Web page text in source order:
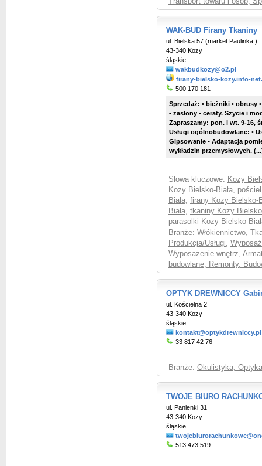
WAK-BUD Firany Tkaniny
ul. Bielska 57 (market Paulinka )
43-340 Kozy
śląskie
wakbudkozy@o2.pl
firany-bielsko-kozy.info-
500 170 181
Sprzedaż: • bieżniki • obrusy
• zasłony • ceraty. Szycie i
Zapraszamy: pon. i wt. 9-16,
Usługi ogólnobudowlane: •
Gipsowanie • Adaptacja
wykładzin przemysłowych.
Słowa kluczowe: Kozy
Kozy Bielsko-Biała,
Biała, firany Kozy Bielsko-
Biała, tkaniny Kozy
parasolki Kozy Bielsko-
Branże: Włókiennictwo,
Produkcja/Usługi,
Wyposażenie wnętrz,
budowlane, Remonty,
OPTYK DREWNICCY
ul. Kościelna 2
43-340 Kozy
śląskie
kontakt@optykdrewniccy.pl
33 817 42 76
Branże: Okulistyka,
TWOJE BIURO
ul. Panienki 31
43-340 Kozy
śląskie
513 473 519